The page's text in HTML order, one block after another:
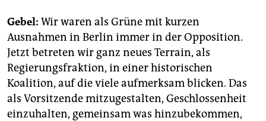
Gebel: Wir waren als Grüne mit kurzen
Ausnahmen in Berlin immer in der Opposition.
Jetzt betreten wir ganz neues Terrain, als
Regierungsfraktion, in einer historischen
Koalition, auf die viele aufmerksam blicken. Das
als Vorsitzende mitzugestalten, Geschlossenheit
einzuhalten, gemeinsam was hinzubekommen,